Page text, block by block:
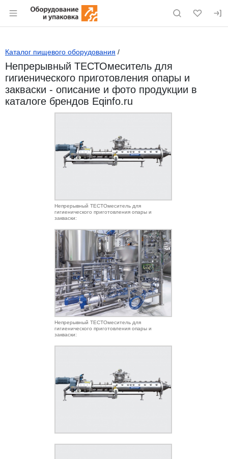
Раздел навигации по сайту eqinfo.ru
Каталог пищевого оборудования /
Непрерывный ТЕСТОмеситель для
гигиенического приготовления опары и
закваски - описание и фото продукции в
каталоге брендов Eqinfo.ru
Непрерывный ТЕСТОмеситель для
гигиенического приготовления опары и
закваски:
Непрерывный ТЕСТОмеситель для
гигиенического приготовления опары и
закваски: